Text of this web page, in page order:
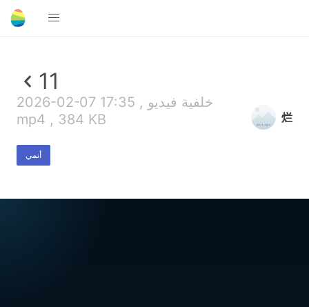
11
2026-02-07 17:35 , خلفية فيديو
mp4 , 384 KB
أنمي
烂